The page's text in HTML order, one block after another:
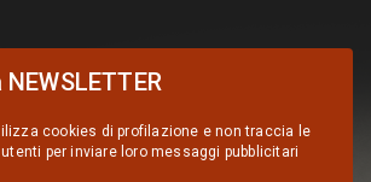
NEWSLETTER
cookies di profilazione e non traccia le
per inviare loro messaggi pubblicitari